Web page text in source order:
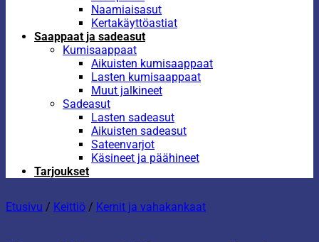
Naamiaisasut
Kertakäyttöastiat
Saappaat ja sadeasut
Kumisaappaat
Aikuisten kumisaappaat
Lasten kumisaappaat
Muut jalkineet
Sadeasut
Lasten sadeasut
Aikuisten sadeasut
Sateenvarjot
Käsineet ja päähineet
Tarjoukset
Etusivu / Keittiö / Kernit ja vahakankaat